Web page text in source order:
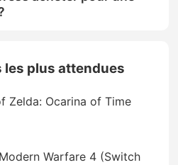
les plus attendues
Zelda: Ocarina of Time
Warfare 4 (Switch